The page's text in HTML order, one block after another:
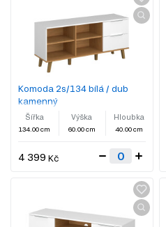
Komoda 2s/134 bílá / dub
kamenný
Šířka
134.00 cm
Výška
60.00 cm
Hloubka
40.00 cm
4 399 Kč